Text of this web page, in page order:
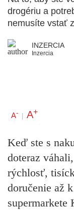
drogériu a
nemusíte vstať
INZERCIA
Inzercia
A- | A+
Keď ste s
doteraz
rýchlosť,
doručenie až
supermarkete